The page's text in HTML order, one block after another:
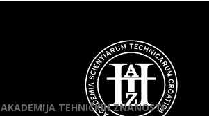
AKADEMIJA TEHNIČKIH ZNANOSTI